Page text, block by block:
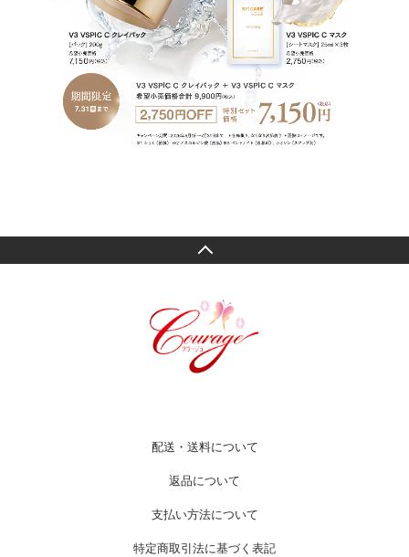
配送・送料について
返品について
支払い方法について
特定商取引法に基づく表記